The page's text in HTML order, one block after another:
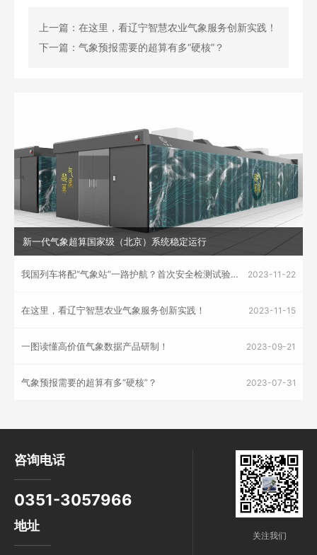
上一篇：在这里，看辽宁智慧农业气象服务创新实践！
下一篇：气象预报需要的超算有多“硬核”？
新一代气象超算国家级（北京）系统稳定运行
2023-11-22
我国列车将配“气象站”一路护航？首次安全检测试验已开展！
2023-11-15
在这里，看辽宁智慧农业气象服务创新实践！
2023-09-21
一图读懂高价值气象数据产品研制！
2023-07-31
气象预报需要的超算有多“硬核”？
咨询电话
0351-3057966
地址
关注我们